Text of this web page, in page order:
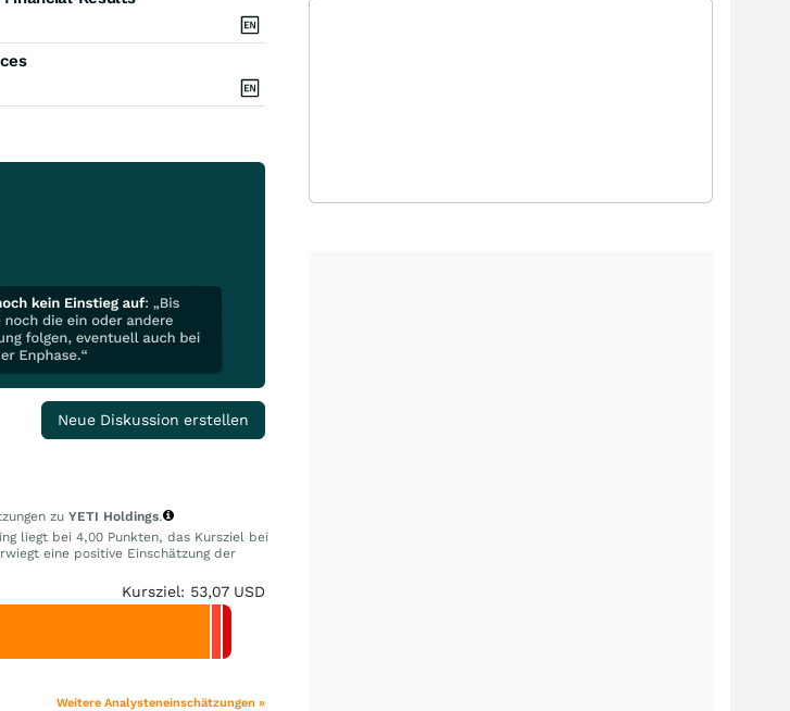
Neue Diskussion erstellen
zu YETI Holdings.
liegt bei 4,00 Punkten, das Kursziel bei
eine positive Einschätzung der
Kursziel: 53,07 USD
Weitere Analysteneinschätzungen »